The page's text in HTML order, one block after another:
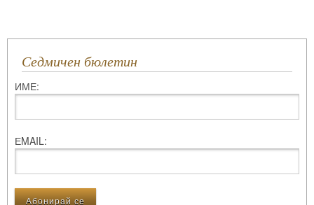
Седмичен бюлетин
ИМЕ:
ЕMAIL: